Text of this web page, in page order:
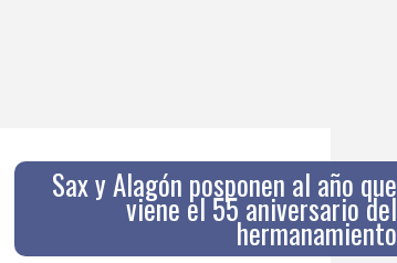
Sax y Alagón posponen al año que
viene el 55 aniversario del
hermanamiento